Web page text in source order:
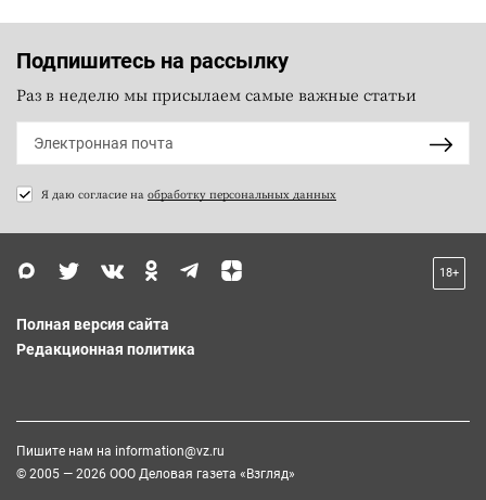
Подпишитесь на рассылку
Раз в неделю мы присылаем самые важные статьи
Я даю согласие на обработку персональных данных
18+
Полная версия сайта
Редакционная политика
Пишите нам на information@vz.ru
© 2005 — 2026 ООО Деловая газета «Взгляд»